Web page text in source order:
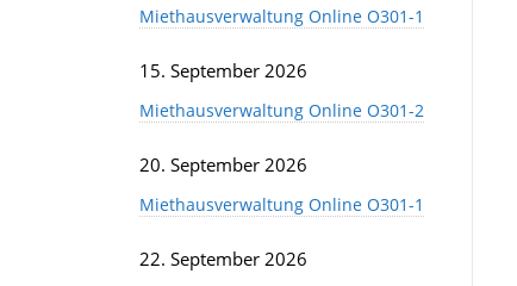
Miethausverwaltung Online O301-1
15. September 2026
Miethausverwaltung Online O301-2
20. September 2026
Miethausverwaltung Online O301-1
22. September 2026